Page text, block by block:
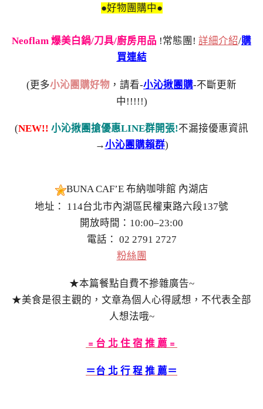
●好物團購中●
Neoflam 爆美白鍋/刀具/廚房用品 !常態團! 詳細介紹/購
買連結
(更多小沁團購好物 ，請看-小沁揪團購-不斷更新
中!!!!!)
(NEW!! 小沁揪團搶優惠LINE群開張!不漏接優惠資訊
→小沁團購賴群)
BUNA CAF’E 布納咖啡館 內湖店
地址： 114台北市內湖區民權東路六段137號
開放時間：10:00–23:00
電話： 02 2791 2727
粉絲團
★本篇餐點自費不摻雜廣告~
★美食是很主觀的，文章為個人心得感想，不代表全部
人想法哦~
﹦台 北 住 宿 推 薦﹦
＝台 北 行 程 推 薦＝